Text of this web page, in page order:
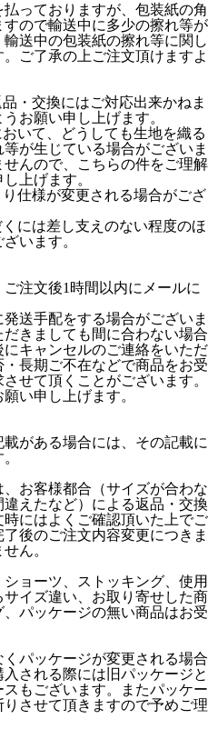
っておりますが、包装紙の角
ので輸送中に多少の擦れ等が
送中の包装紙の擦れ等に関し
ご了承の上ご注文頂けますよ
・交換にはご対応出来かねま
お願い申し上げます。
いて、どうしても生地を織る
が生じている場合がございま
んので、こちらの件をご理解
上げます。
仕様が変更される場合がござ
には差し支えのない程度のほ
います。
注文後1時間以内にメールに
送手配をする場合がございま
きましても間に合わない場合
キャンセルのご連絡をいただ
長期ご不在などで商品をお受
せて頂くことがございます。
い申し上げます。
がある場合には、その記載に
お客様都合（サイズが合わな
えたなど）による返品・交換
にはよくご確認頂いた上でご
後のご注文内容変更につきま
ん。
ョーツ、ストッキング、使用
イズ違い、お取り寄せした商
パッケージの無い商品はお受
パッケージが変更される場合
される際には旧パッケージと
もございます。またパッケー
させて頂きますので予めご理